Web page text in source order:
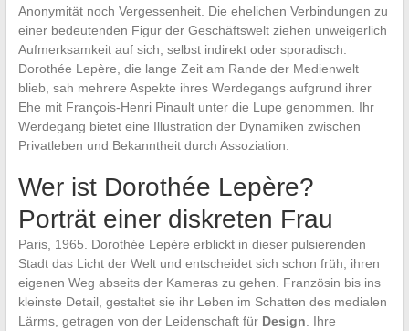
Anonymität noch Vergessenheit. Die ehelichen Verbindungen zu
einer bedeutenden Figur der Geschäftswelt ziehen unweigerlich
Aufmerksamkeit auf sich, selbst indirekt oder sporadisch.
Dorothée Lepère, die lange Zeit am Rande der Medienwelt
blieb, sah mehrere Aspekte ihres Werdegangs aufgrund ihrer
Ehe mit François-Henri Pinault unter die Lupe genommen. Ihr
Werdegang bietet eine Illustration der Dynamiken zwischen
Privatleben und Bekanntheit durch Assoziation.
Wer ist Dorothée Lepère?
Porträt einer diskreten Frau
Paris, 1965. Dorothée Lepère erblickt in dieser pulsierenden
Stadt das Licht der Welt und entscheidet sich schon früh, ihren
eigenen Weg abseits der Kameras zu gehen. Französin bis ins
kleinste Detail, gestaltet sie ihr Leben im Schatten des medialen
Lärms, getragen von der Leidenschaft für Design . Ihre